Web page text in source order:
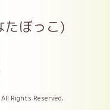
ぼっこ)
All Rights Reserved.